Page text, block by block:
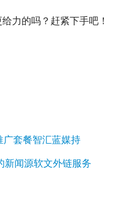
力的吗？赶紧下手吧！
套餐智汇蓝媒持
新闻源软文外链服务